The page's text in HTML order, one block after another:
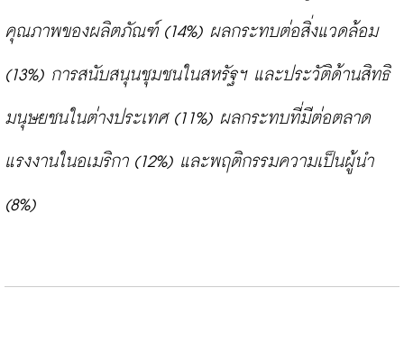
คุณภาพของผลิตภัณฑ์ (14%) ผลกระทบต่อสิ่งแวดล้อม
(13%) การสนับสนุนชุมชนในสหรัฐฯ และประวัติด้านสิทธิ
มนุษยชนในต่างประเทศ (11%) ผลกระทบที่มีต่อตลาด
แรงงานในอเมริกา (12%) และพฤติกรรมความเป็นผู้นำ
(8%)